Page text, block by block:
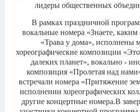
лидеры общественных
В рамках праздничной
вокальные номера «Знаете,
«Трава у дома», исполнены
хореографические композиции
далеких планет», вокально -
композиция «Пролетая над
встречали номера «Притяжение
исполнении хореографических
другие концертные номера.В